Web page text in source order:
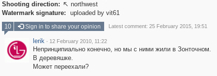
Shooting direction:  northwest
Watermark signature:
uploaded by vit61
10
Sign in to share your opinion Latest comment: 25 February 2015, 19:51
lerik · 12 February 2010, 11:22
Непринципиально конечно, но мы с ними жили в Зонточном.
В деревяшке.
Может переехали?